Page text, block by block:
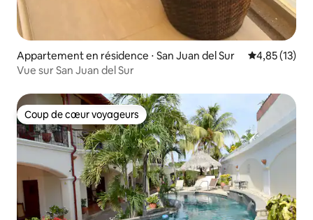
Appartement en résidence ⋅ San Juan del Sur Évaluation
4,85 (13)
Vue sur San Juan del Sur
Coup de cœur voyageurs
Coup de cœur voyageurs